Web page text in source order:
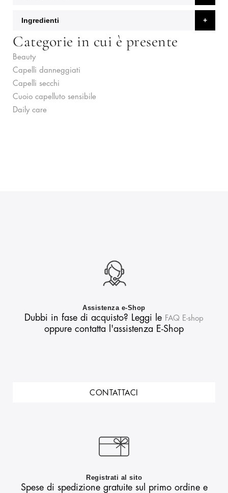
Ingredienti
Categorie in cui è presente
Beauty
Capelli danneggiati
Capelli secchi
Cuoio capelluto sensibile
Daily care
Assistenza e-Shop
Dubbi in fase di acquisto? Leggi le FAQ E-shop
oppure contatta l'assistenza E-Shop
CONTATTACI
Registrati al sito
Spese di spedizione gratuite sul primo ordine e